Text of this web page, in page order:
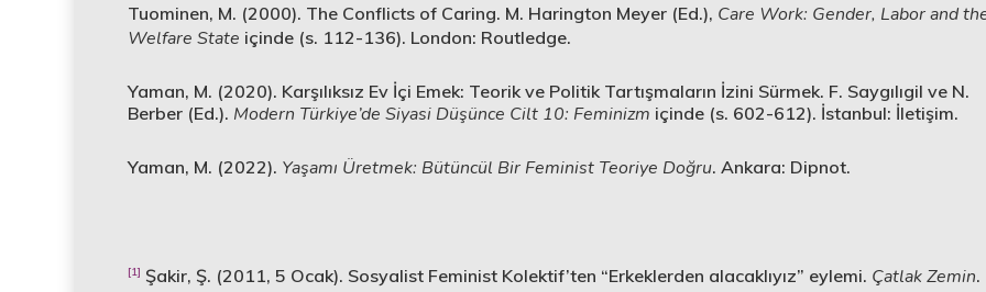
Tuominen, M. (2000). The Conflicts of Caring. M. Harington Meyer (Ed.), Care Work: Gender, Labor and
Welfare State içinde (s. 112-136). London: Routledge.
Yaman, M. (2020). Karşılıksız Ev İçi Emek: Teorik ve Politik Tartışmaların İzini Sürmek. F. Saygılıgil ve N.
Berber (Ed.). Modern Türkiye’de Siyasi Düşünce Cilt 10: Feminizm içinde (s. 602-612). İstanbul: İletişim.
Yaman, M. (2022). Yaşamı Üretmek: Bütüncül Bir Feminist Teoriye Doğru. Ankara: Dipnot.
[1] Şakir, Ş. (2011, 5 Ocak). Sosyalist Feminist Kolektif’ten “Erkeklerden alacaklıyız” eylemi. Çatlak Zemin.